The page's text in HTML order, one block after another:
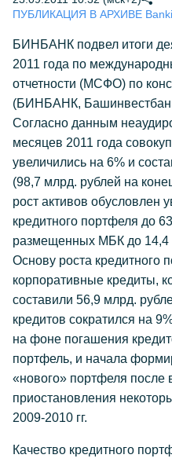
ПУБЛИКАЦИЯ В АРХИВЕ
БИНБАНК подвел итоги
2011 года по
отчетности (МСФО) по
(БИНБАНК,
Согласно данным
месяцев 2011 года
увеличились на 6% и
(98,7 млрд. рублей на
рост активов обусловлен
кредитного портфеля до
размещенных МБК до 14,4
Основу роста кредитного
корпоративные кредиты,
составили 56,9 млрд.
кредитов сократился на
на фоне погашения
портфель, и начала
«нового» портфеля после
приостановления
2009-2010 гг.
Качество кредитного